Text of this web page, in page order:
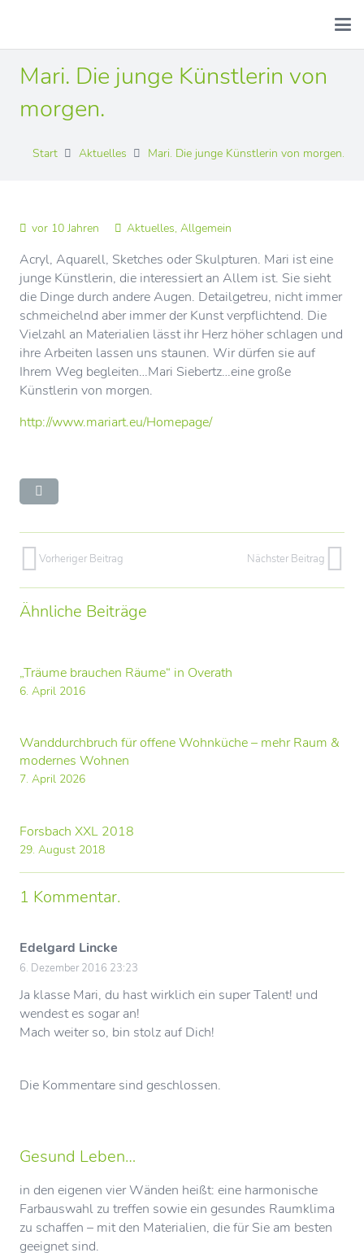
Mari. Die junge Künstlerin von
morgen.
Start Aktuelles Mari. Die junge Künstlerin von morgen.
vor 10 Jahren Aktuelles, Allgemein
Acryl, Aquarell, Sketches oder Skulpturen. Mari ist eine
junge Künstlerin, die interessiert an Allem ist. Sie sieht
die Dinge durch andere Augen. Detailgetreu, nicht immer
schmeichelnd aber immer der Kunst verpflichtend. Die
Vielzahl an Materialien lässt ihr Herz höher schlagen und
ihre Arbeiten lassen uns staunen. Wir dürfen sie auf
Ihrem Weg begleiten…Mari Siebertz…eine große
Künstlerin von morgen.
http://www.mariart.eu/Homepage/
Vorheriger Beitrag Nächster Beitrag
Ähnliche Beiträge
„Träume brauchen Räume“ in Overath
6. April 2016
Wanddurchbruch für offene Wohnküche – mehr Raum &
modernes Wohnen
7. April 2026
Forsbach XXL 2018
29. August 2018
1 Kommentar.
Edelgard Lincke
6. Dezember 2016 23:23
Ja klasse Mari, du hast wirklich ein super Talent! und
wendest es sogar an!
Mach weiter so, bin stolz auf Dich!
Die Kommentare sind geschlossen.
Gesund Leben…
in den eigenen vier Wänden heißt: eine harmonische
Farbauswahl zu treffen sowie ein gesundes Raumklima
zu schaffen – mit den Materialien, die für Sie am besten
geeignet sind.